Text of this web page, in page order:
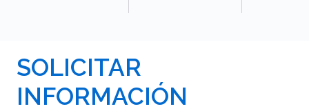
SOLICITAR
INFORMACIÓN